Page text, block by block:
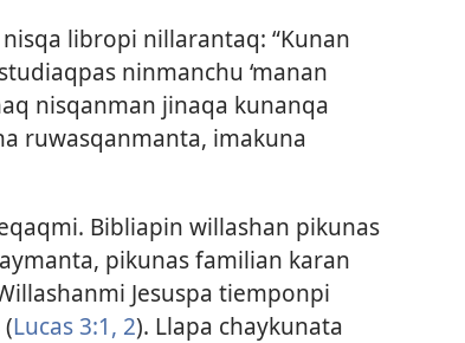
nisqa libropi nillarantaq: “Kunan
ninmanchu ‘manan
nisqanman jinaqa kunanqa
ruwasqanmanta, imakuna
Bibliapin willashan pikunas
pikunas familian karan
Jesuspa tiemponpi
Lucas 3:1, 2). Llapa chaykunata